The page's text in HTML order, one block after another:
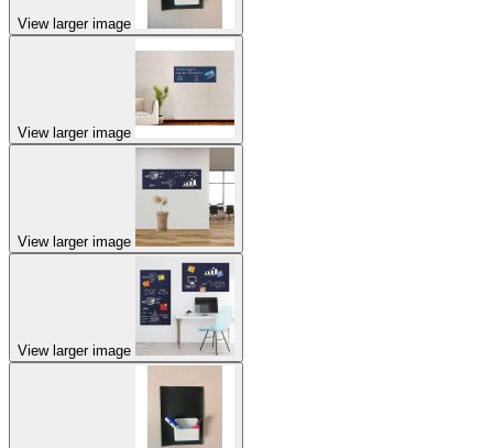
View larger image
View larger image
View larger image
View larger image